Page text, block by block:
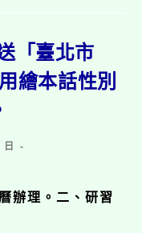
「臺北市
繪本話性別
辦理。二、研習